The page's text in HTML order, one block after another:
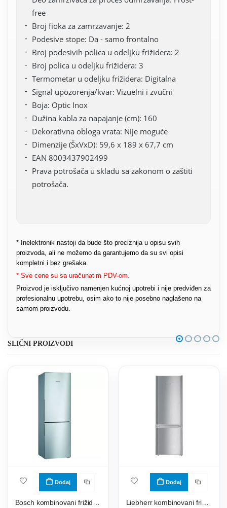
free
Broj fioka za zamrzavanje: 2
Podesive stope: Da - samo frontalno
Broj podesivih polica u odeljku frižidera: 2
Broj polica u odeljku frižidera: 3
Termometar u odeljku frižidera: Digitalna
Signal upozorenja/kvar: Vizuelni i zvučni
Boja: Optic Inox
Dužina kabla za napajanje (cm): 160
Dekorativna obloga vrata: Nije moguće
Dimenzije (ŠxVxD): 59,6 x 189 x 67,7 cm
EAN 8003437902499
Prava potrošača u skladu sa zakonom o zaštiti
potrošača.
* Inelektronik nastoji da bude što preciznija u opisu svih
proizvoda, ali ne možemo da garantujemo da su svi opisi
kompletni i bez grešaka.
* Sve cene su sa uračunatim PDV-om.
Proizvod je isključivo namenjen kućnoj upotrebi i nije predviđen za
profesionalnu upotrebu, osim ako to nije posebno naglašeno na
samom proizvodu.
SLIČNI PROIZVODI
Dodaj Dodaj